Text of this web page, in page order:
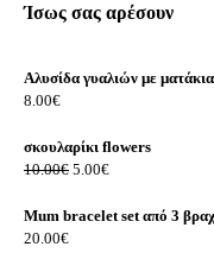
Ίσως σας αρέσουν
Aλυσίδα γυαλιών με ματάκια
8.00€
σκουλαρίκι flowers
10.00€ Original
was:
5.00€Η
τιμή
Mum bracelet set από 3
20.00€